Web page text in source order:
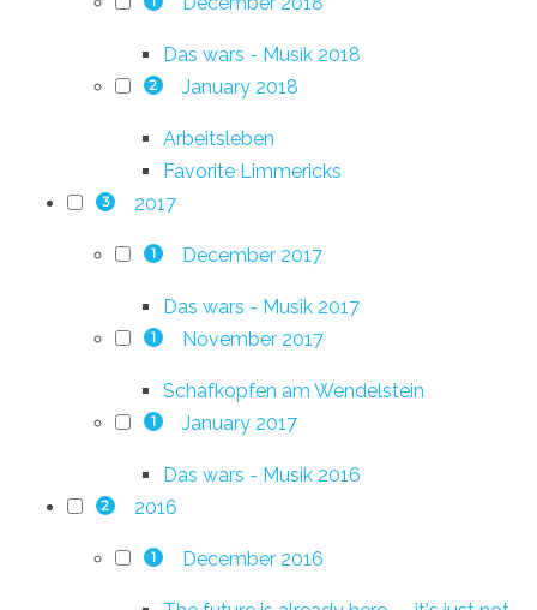
Das wars - Musik 2018
2 January 2018
Arbeitsleben
Favorite Limmericks
3 2017
1 December 2017
Das wars - Musik 2017
1 November 2017
Schafkopfen am Wendelstein
1 January 2017
Das wars - Musik 2016
2 2016
1 December 2016